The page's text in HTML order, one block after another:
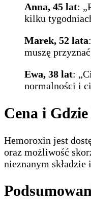
Anna, 45 lat:
kilku
Marek, 52 lata
muszę
Ewa, 38 lat:
normalności i
Cena i
Hemoroxin jest
oraz możliwość
nieznanym składzie